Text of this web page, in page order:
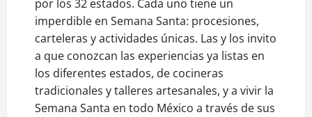
por los 32 estados. Cada uno tiene un
imperdible en Semana Santa: procesiones,
carteleras y actividades únicas. Las y los invito
a que conozcan las experiencias ya listas en
los diferentes estados, de cocineras
tradicionales y talleres artesanales, y a vivir la
Semana Santa en todo México a través de sus